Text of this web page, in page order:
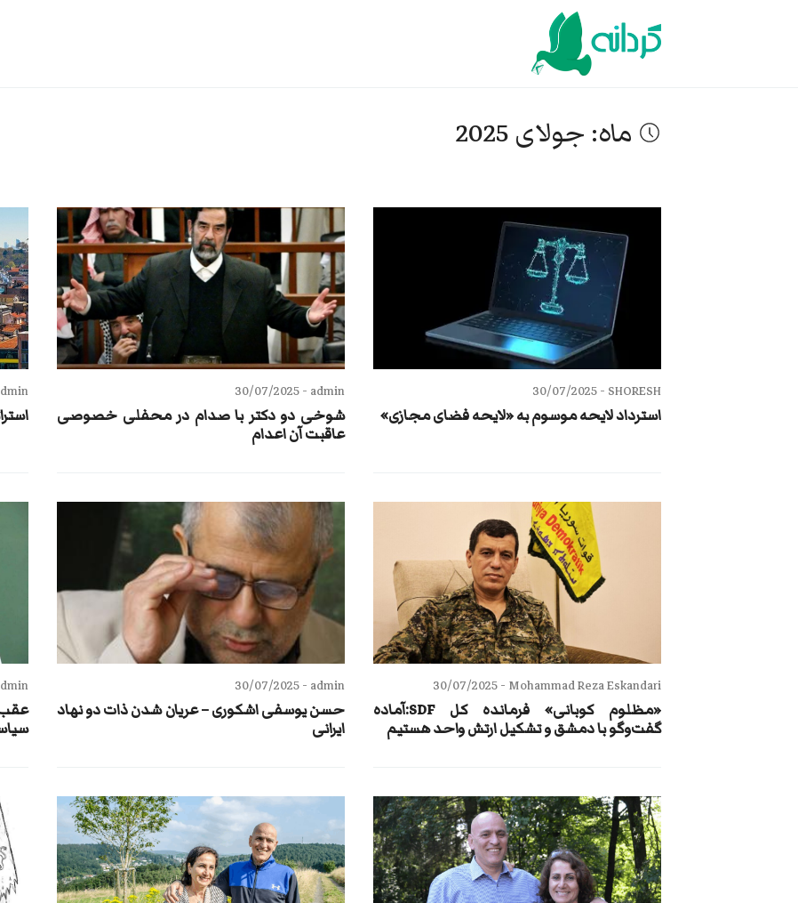
ماه: جولای 2025
SHORESH -
30/07/2025
استرداد لایحه موسوم به «لایحه فضای مجازی»
admin -
30/07/2025
شوخی دو دکتر با صدام در محفلی خصوصی
عاقبت آن اعدام
-
Mohammad Reza Eskandari -
30/07/2025
«مظلوم کوبانی» فرمانده کل SDF:آماده
گفت‌وگو با دمشق و تشکیل ارتش واحد هستیم
admin -
30/07/2025
حسن یوسفی اشکوری – عریان شدن ذات دو نهاد
ایرانی
-